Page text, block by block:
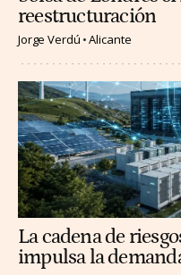
reestructuración
Jorge Verdú Alicante
La cadena de
impulsa la